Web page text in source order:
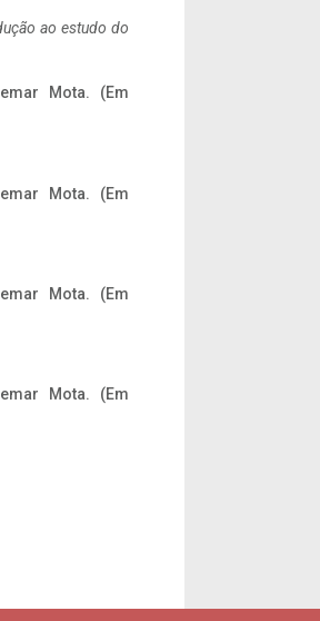
ao estudo do
Mota. (Em
Mota. (Em
Mota. (Em
Mota. (Em